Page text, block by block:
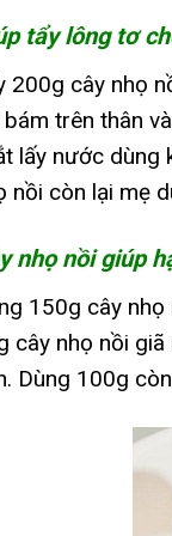
tẩy lông tơ
200g cây nhọ
bám trên thân
lấy nước dùng
nồi còn lại mẹ
nhọ nồi giúp
150g cây
cây nhọ nồi giã
Dùng 100g